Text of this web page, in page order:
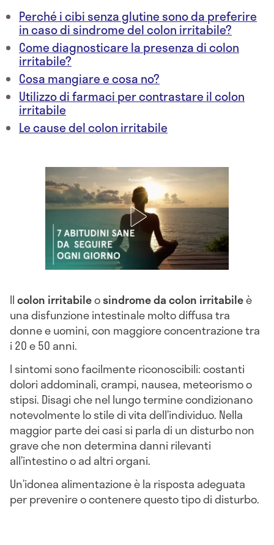
Perché i cibi senza glutine sono da preferire
in caso di sindrome del colon irritabile?
Come diagnosticare la presenza di colon
irritabile?
Cosa mangiare e cosa no?
Utilizzo di farmaci per contrastare il colon
irritabile
Le cause del colon irritabile
Ilcolon irritabileosindrome da colon irritabileè
una disfunzione intestinale molto diffusa tra
donne e uomini, con maggiore concentrazione tra
i 20 e 50 anni.
I sintomi sono facilmente riconoscibili: costanti
dolori addominali, crampi, nausea, meteorismo o
stipsi. Disagi che nel lungo termine condizionano
notevolmente lo stile di vita dell’individuo. Nella
maggior parte dei casi si parla di un disturbo non
grave che non determina danni rilevanti
all’intestino o ad altri organi.
Un’idonea alimentazione è la risposta adeguata
per prevenire o contenere questo tipo di disturbo.